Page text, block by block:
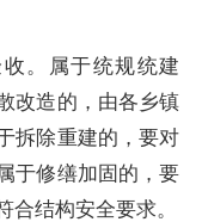
。属于统规统建
改造的，由各乡镇
拆除重建的，要对
于修缮加固的，要
结构安全要求。